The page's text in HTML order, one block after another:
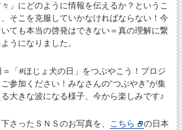
」にどのように情報を伝えるか？というこ
そこを克服していかなければならない！今
ても本当の啓発はできない＝真の理解に繋
うになりました。
「#ほじょ犬の日」をつぶやこう！プロジ
参加ください！みなさんの“つぶやき”が集
大きな波になる様子、今から楽しみです♪
さったＳＮＳのお写真を、 こちら
の日本